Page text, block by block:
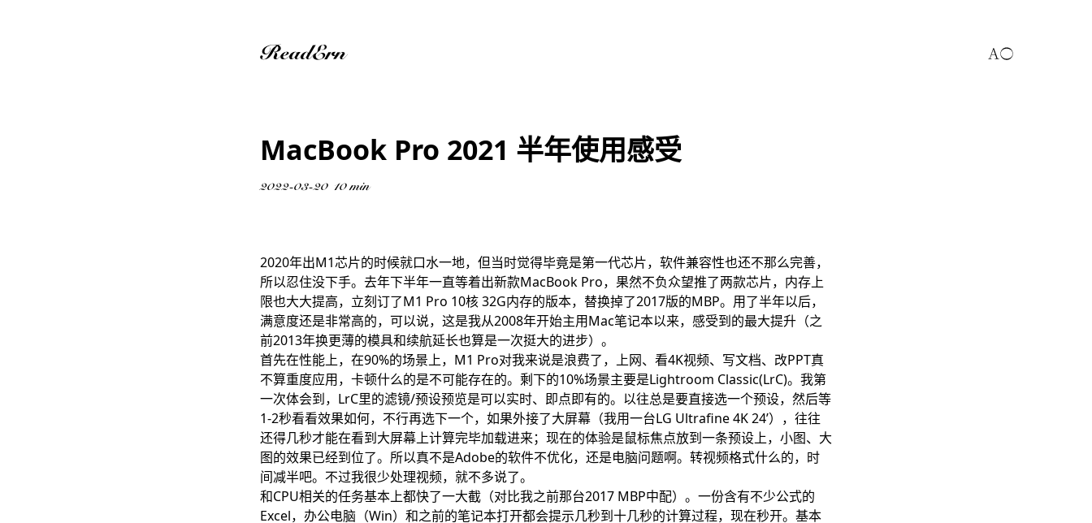
ReadErn
MacBook Pro 2021 半年使用感受
2022-03-20 10 min
2020年出M1芯片的时候就口水一地，但当时觉得毕竟是第一代芯片，软件兼容性也还不那么完善，
所以忍住没下手。去年下半年一直等着出新款MacBook Pro，果然不负众望推了两款芯片，内存上
限也大大提高，立刻订了M1 Pro 10核 32G内存的版本，替换掉了2017版的MBP。用了半年以后，
满意度还是非常高的，可以说，这是我从2008年开始主用Mac笔记本以来，感受到的最大提升（之
前2013年换更薄的模具和续航延长也算是一次挺大的进步）。
首先在性能上，在90%的场景上，M1 Pro对我来说是浪费了，上网、看4K视频、写文档、改PPT真
不算重度应用，卡顿什么的是不可能存在的。剩下的10%场景主要是Lightroom Classic(LrC)。我第
一次体会到，LrC里的滤镜/预设预览是可以实时、即点即有的。以往总是要直接选一个预设，然后等
1-2秒看看效果如何，不行再选下一个，如果外接了大屏幕（我用一台LG Ultrafine 4K 24’），往往
还得几秒才能在看到大屏幕上计算完毕加载进来；现在的体验是鼠标焦点放到一条预设上，小图、大
图的效果已经到位了。所以真不是Adobe的软件不优化，还是电脑问题啊。转视频格式什么的，时
间减半吧。不过我很少处理视频，就不多说了。
和CPU相关的任务基本上都快了一大截（对比我之前那台2017 MBP中配）。一份含有不少公式的
Excel，办公电脑（Win）和之前的笔记本打开都会提示几秒到十几秒的计算过程，现在秒开。基本